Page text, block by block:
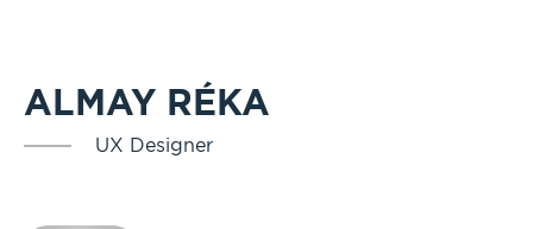
ALMAY RÉKA
UX Designer